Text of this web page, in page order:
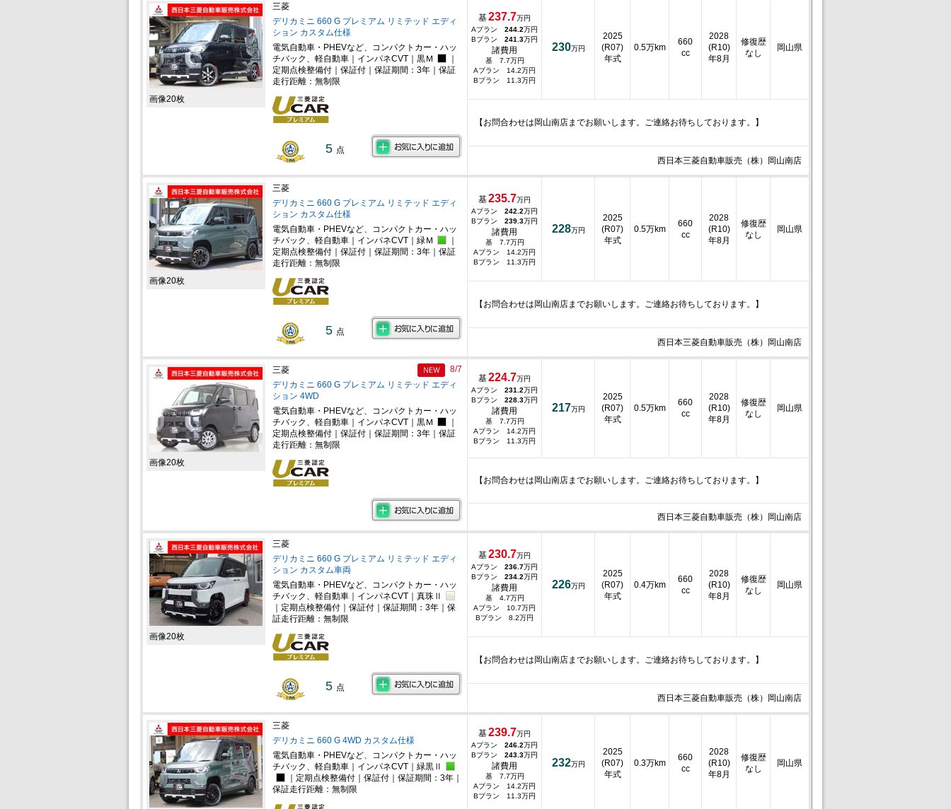
画像20枚
三菱
デリカミニ 660 G プレミアム リミテッド エディ
ション カスタム仕様
電気自動車・PHEVなど、コンパクトカー・ハッ
チバック、軽自動車｜インパネCVT｜黒Ｍ
｜
定期点検整備付｜保証付｜保証期間：3年｜保証
走行距離：無制限
5 点
基237.7万円
Aプラン 244.2万円
Bプラン 241.3万円
諸費用
基 7.7万円
Aプラン 14.2万円
Bプラン 11.3万円
230万円
2025
(R07)
年式
0.5万km
660
cc
2028
(R10)
年8月
修復歴
なし
岡山県
【お問合わせは岡山南店までお願いします。ご連絡お待ちしております。】
西日本三菱自動車販売（株）岡山南店
画像20枚
三菱
デリカミニ 660 G プレミアム リミテッド エディ
ション カスタム仕様
電気自動車・PHEVなど、コンパクトカー・ハッ
チバック、軽自動車｜インパネCVT｜緑Ｍ
｜
定期点検整備付｜保証付｜保証期間：3年｜保証
走行距離：無制限
5 点
基235.7万円
Aプラン 242.2万円
Bプラン 239.3万円
諸費用
基 7.7万円
Aプラン 14.2万円
Bプラン 11.3万円
228万円
2025
(R07)
年式
0.5万km
660
cc
2028
(R10)
年8月
修復歴
なし
岡山県
【お問合わせは岡山南店までお願いします。ご連絡お待ちしております。】
西日本三菱自動車販売（株）岡山南店
画像20枚
三菱
デリカミニ 660 G プレミアム リミテッド エディ
ション 4WD
8/7
電気自動車・PHEVなど、コンパクトカー・ハッ
チバック、軽自動車｜インパネCVT｜黒Ｍ
｜
定期点検整備付｜保証付｜保証期間：3年｜保証
走行距離：無制限
基224.7万円
Aプラン 231.2万円
Bプラン 228.3万円
諸費用
基 7.7万円
Aプラン 14.2万円
Bプラン 11.3万円
217万円
2025
(R07)
年式
0.5万km
660
cc
2028
(R10)
年8月
修復歴
なし
岡山県
【お問合わせは岡山南店までお願いします。ご連絡お待ちしております。】
西日本三菱自動車販売（株）岡山南店
画像20枚
三菱
デリカミニ 660 G プレミアム リミテッド エディ
ション カスタム車両
電気自動車・PHEVなど、コンパクトカー・ハッ
チバック、軽自動車｜インパネCVT｜真珠Ⅱ
｜定期点検整備付｜保証付｜保証期間：3年｜保
証走行距離：無制限
5 点
基230.7万円
Aプラン 236.7万円
Bプラン 234.2万円
諸費用
基 4.7万円
Aプラン 10.7万円
Bプラン 8.2万円
226万円
2025
(R07)
年式
0.4万km
660
cc
2028
(R10)
年8月
修復歴
なし
岡山県
【お問合わせは岡山南店までお願いします。ご連絡お待ちしております。】
西日本三菱自動車販売（株）岡山南店
三菱
デリカミニ 660 G 4WD カスタム仕様
電気自動車・PHEVなど、コンパクトカー・ハッ
チバック、軽自動車｜インパネCVT｜緑黒Ⅱ
｜定期点検整備付｜保証付｜保証期間：3年｜
保証走行距離：無制限
基239.7万円
Aプラン 246.2万円
Bプラン 243.3万円
諸費用
基 7.7万円
Aプラン 14.2万円
Bプラン 11.3万円
232万円
2025
(R07)
年式
0.3万km
660
cc
2028
(R10)
年8月
修復歴
なし
岡山県